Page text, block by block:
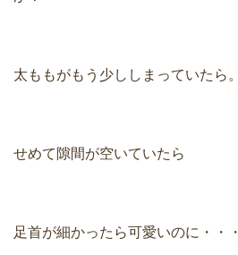
太ももがもう少ししまっていたら。
せめて隙間が空いていたら
足首が細かったら可愛いのに・・・